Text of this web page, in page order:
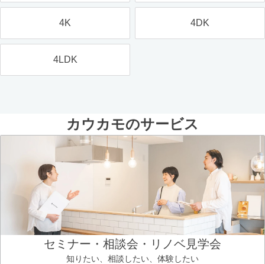
4K 4DK
4LDK
カウカモのサービス
セミナー・相談会・リノベ見学会
知りたい、相談したい、体験したい